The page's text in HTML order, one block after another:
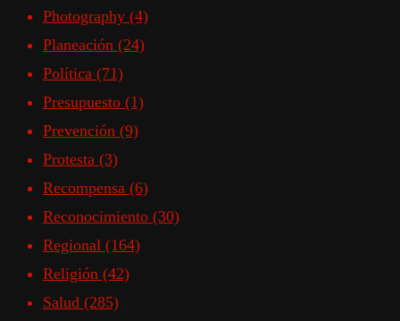
Photography (4)
Planeación (24)
Política (71)
Presupuesto (1)
Prevención (9)
Protesta (3)
Recompensa (6)
Reconocimiento (30)
Regional (164)
Religión (42)
Salud (285)